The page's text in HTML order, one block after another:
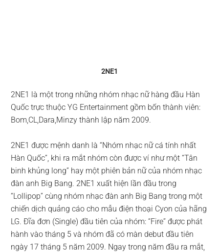
2NE1
2NE1 là một trong những nhóm nhạc nữ hàng đầu Hàn
Quốc trực thuộc YG Entertainment gồm bốn thành viên:
Bom,CL,Dara,Minzy thành lập năm 2009.
2NE1 được mệnh danh là “Nhóm nhạc nữ cá tính nhất
Hàn Quốc”, khi ra mắt nhóm còn được ví như một “Tân
binh khủng long” hay một phiên bản nữ của nhóm nhạc
đàn anh Big Bang. 2NE1 xuất hiện lần đầu trong
“Lollipop” cùng nhóm nhạc đàn anh Big Bang trong một
chiến dịch quảng cáo cho mẫu điện thoại Cyon của hãng
LG. Đĩa đơn (Single) đầu tiên của nhóm: “Fire” được phát
hành vào tháng 5 và nhóm đã có màn debut đầu tiên
ngày 17 tháng 5 năm 2009. Ngay trong năm đầu ra mắt,